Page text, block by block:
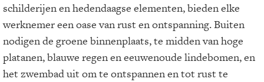
schilderijen en hedendaagse elementen, bieden elke
werknemer een oase van rust en ontspanning. Buiten
nodigen de groene binnenplaats, te midden van hoge
platanen, blauwe regen en eeuwenoude lindebomen, en
het zwembad uit om te ontspannen en tot rust te